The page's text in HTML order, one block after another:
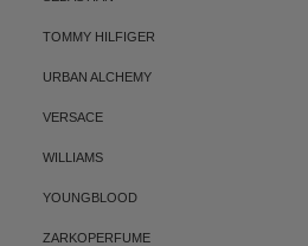
TOMMY HILFIGER
URBAN ALCHEMY
VERSACE
WILLIAMS
YOUNGBLOOD
ZARKOPERFUME